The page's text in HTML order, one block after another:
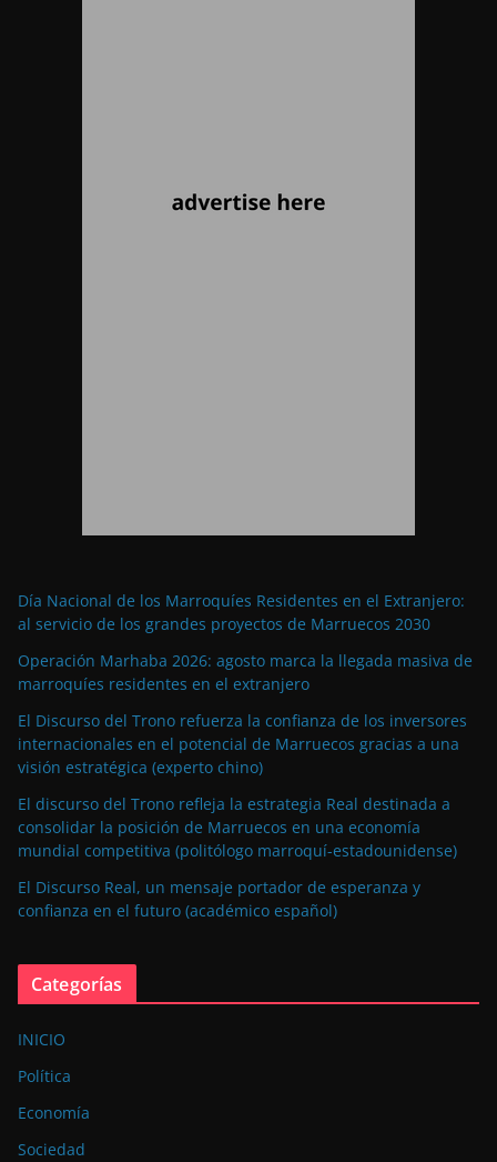
Día Nacional de los Marroquíes Residentes en el Extranjero:
al servicio de los grandes proyectos de Marruecos 2030
Operación Marhaba 2026: agosto marca la llegada masiva de
marroquíes residentes en el extranjero
El Discurso del Trono refuerza la confianza de los inversores
internacionales en el potencial de Marruecos gracias a una
visión estratégica (experto chino)
El discurso del Trono refleja la estrategia Real destinada a
consolidar la posición de Marruecos en una economía
mundial competitiva (politólogo marroquí-estadounidense)
El Discurso Real, un mensaje portador de esperanza y
confianza en el futuro (académico español)
Categorías
INICIO
Política
Economía
Sociedad